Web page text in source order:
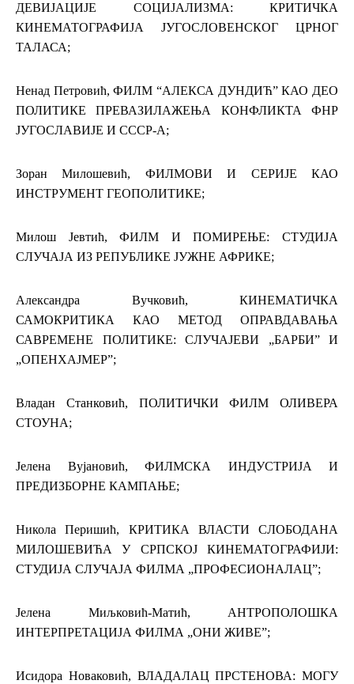
ДЕВИЈАЦИЈЕ СОЦИЈАЛИЗМА: КРИТИЧКА
КИНЕМАТОГРАФИЈА ЈУГОСЛОВЕНСКОГ ЦРНОГ
ТАЛАСА;
Ненад Петровић, ФИЛМ “АЛЕКСА ДУНДИЋ” КАО ДЕО
ПОЛИТИКЕ ПРЕВАЗИЛАЖЕЊА КОНФЛИКТА ФНР
ЈУГОСЛАВИЈЕ И СССР-А;
Зоран Милошевић, ФИЛМОВИ И СЕРИЈЕ КАО
ИНСТРУМЕНТ ГЕОПОЛИТИКЕ;
Милош Јевтић, ФИЛМ И ПОМИРЕЊЕ: СТУДИЈА
СЛУЧАЈА ИЗ РЕПУБЛИКЕ ЈУЖНЕ АФРИКЕ;
Александра Вучковић, КИНЕМАТИЧКА
САМОКРИТИКА КАО МЕТОД ОПРАВДАВАЊА
САВРЕМЕНЕ ПОЛИТИКЕ: СЛУЧАЈЕВИ „БАРБИ” И
„ОПЕНХАЈМЕР”;
Владан Станковић, ПОЛИТИЧКИ ФИЛМ ОЛИВЕРА
СТОУНА;
Јелена Вујановић, ФИЛМСКА ИНДУСТРИЈА И
ПРЕДИЗБОРНЕ КАМПАЊЕ;
Никола Перишић, КРИТИКА ВЛАСТИ СЛОБОДАНА
МИЛОШЕВИЋА У СРПСКОЈ КИНЕМАТОГРАФИЈИ:
СТУДИЈА СЛУЧАЈА ФИЛМА „ПРОФЕСИОНАЛАЦ”;
Јелена Миљковић-Матић, АНТРОПОЛОШКА
ИНТЕРПРЕТАЦИЈА ФИЛМА „ОНИ ЖИВЕ”;
Исидора Новаковић, ВЛАДАЛАЦ ПРСТЕНОВА: МОГУ